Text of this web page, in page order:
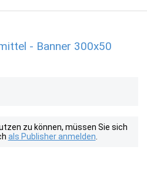
- Banner 300x50
zu können, müssen Sie sich
als Publisher anmelden